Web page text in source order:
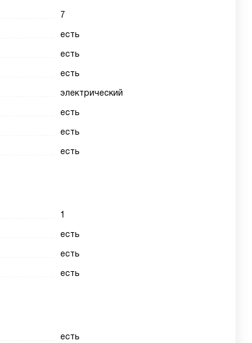
7
есть
есть
есть
электрический
есть
есть
есть
1
есть
есть
есть
есть